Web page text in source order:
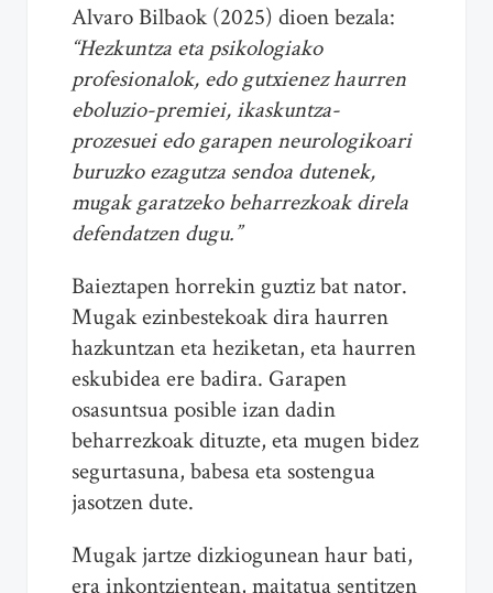
Alvaro Bilbaok (2025) dioen bezala:
“Hezkuntza eta psikologiako
profesionalok, edo gutxienez haurren
eboluzio-premiei, ikaskuntza-
prozesuei edo garapen neurologikoari
buruzko ezagutza sendoa dutenek,
mugak garatzeko beharrezkoak direla
defendatzen dugu.”
Baieztapen horrekin guztiz bat nator.
Mugak ezinbestekoak dira haurren
hazkuntzan eta heziketan, eta haurren
eskubidea ere badira. Garapen
osasuntsua posible izan dadin
beharrezkoak dituzte, eta mugen bidez
segurtasuna, babesa eta sostengua
jasotzen dute.
Mugak jartze dizkiogunean haur bati,
era inkontzientean, maitatua sentitzen